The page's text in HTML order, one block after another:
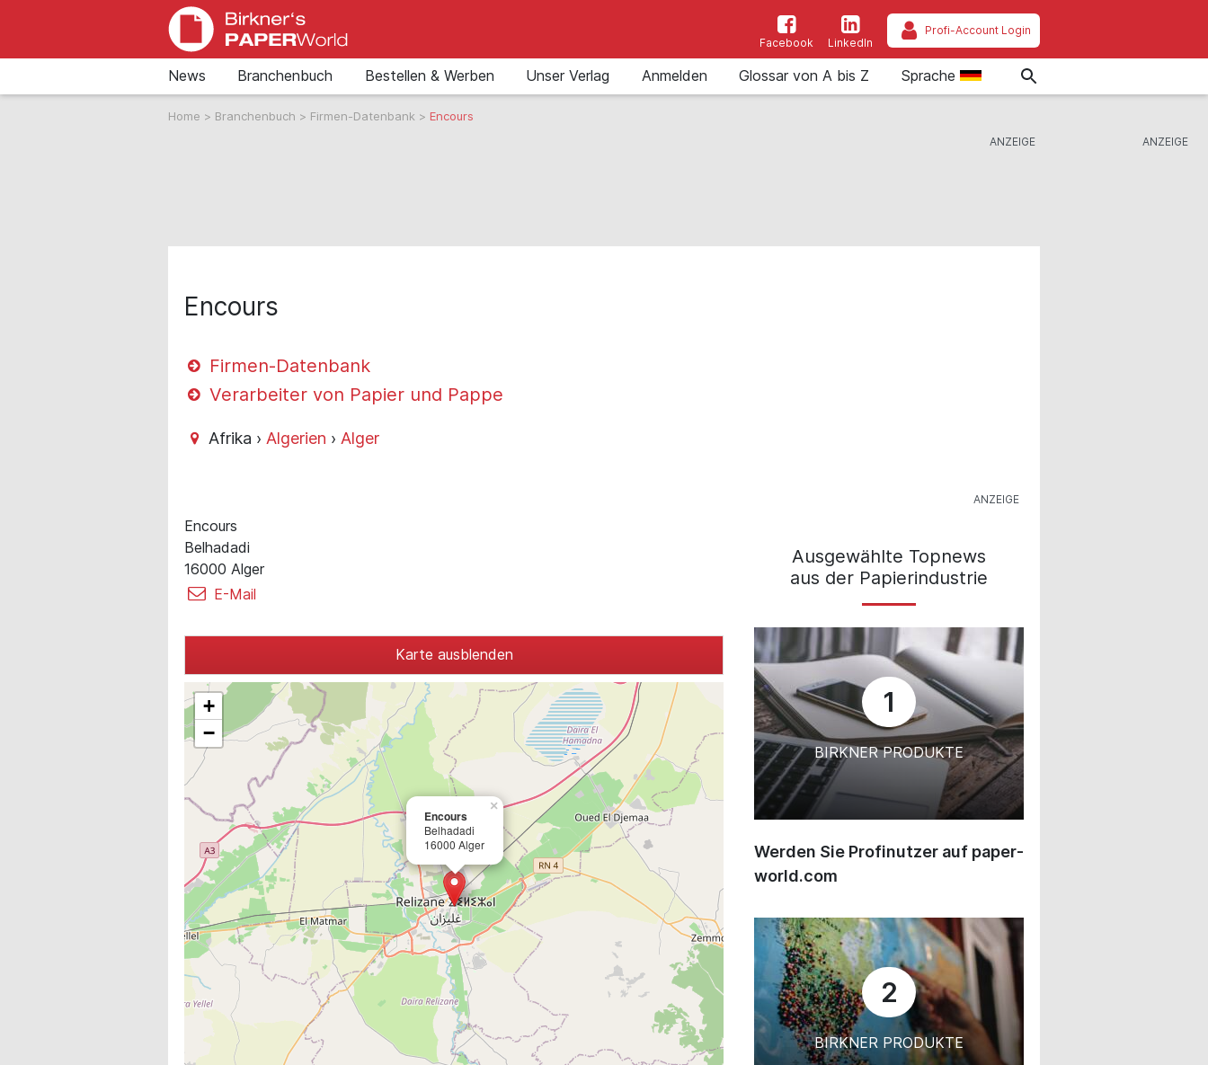
Facebook LinkedIn
Profi-Account Login
News Branchenbuch Bestellen & Werben Unser Verlag Anmelden Glossar von A bis Z Sprache
Home > Branchenbuch > Firmen-Datenbank > Encours
Encours
Firmen-Datenbank
Verarbeiter von Papier und Pappe
Afrika › Algerien › Alger
Encours
Belhadadi
16000 Alger
E-Mail
Karte ausblenden
Encours
Belhadadi
16000 Alger
×
+
−
Ausgewählte Topnews
aus der Papierindustrie
1
BIRKNER PRODUKTE
Werden Sie Profinutzer auf paper-
world.com
2
BIRKNER PRODUKTE